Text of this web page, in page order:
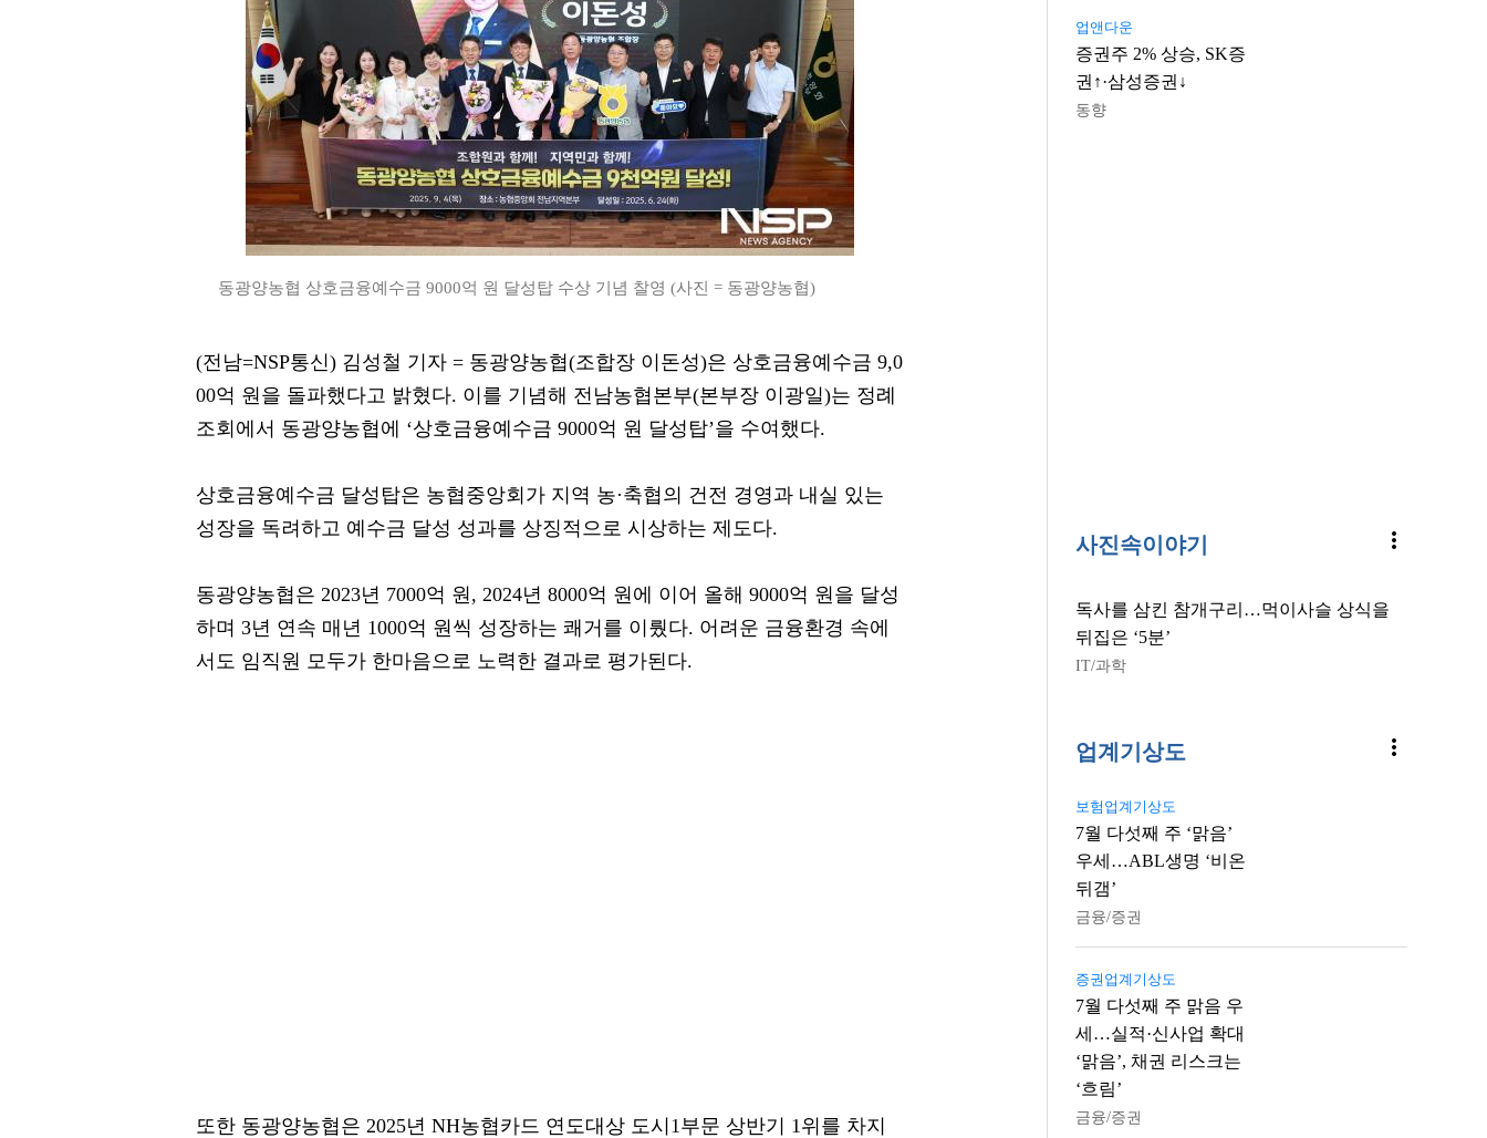
동광양농협 상호금융예수금 9000억 원 달성탑 수상 기념 찰영 (사진 = 동광양농협)
(전남=NSP통신) 김성철 기자 = 동광양농협(조합장 이돈성)은 상호금융예수금 9,0
00억 원을 돌파했다고 밝혔다. 이를 기념해 전남농협본부(본부장 이광일)는 정례
조회에서 동광양농협에 ‘상호금융예수금 9000억 원 달성탑’을 수여했다.
상호금융예수금 달성탑은 농협중앙회가 지역 농·축협의 건전 경영과 내실 있는
성장을 독려하고 예수금 달성 성과를 상징적으로 시상하는 제도다.
동광양농협은 2023년 7000억 원, 2024년 8000억 원에 이어 올해 9000억 원을 달성
하며 3년 연속 매년 1000억 원씩 성장하는 쾌거를 이뤘다. 어려운 금융환경 속에
서도 임직원 모두가 한마음으로 노력한 결과로 평가된다.
또한 동광양농협은 2025년 NH농협카드 연도대상 도시1부문 상반기 1위를 차지
업앤다운
증권주 2% 상승, SK증
권↑·삼성증권↓
동향
사진속이야기 more_vert
독사를 삼킨 참개구리…먹이사슬 상식을
뒤집은 ‘5분’
IT/과학
업계기상도 more_vert
보험업계기상도
7월 다섯째 주 ‘맑음’
우세…ABL생명 ‘비온
뒤갬’
금융/증권
증권업계기상도
7월 다섯째 주 맑음 우
세…실적·신사업 확대
‘맑음’, 채권 리스크는
‘흐림’
금융/증권